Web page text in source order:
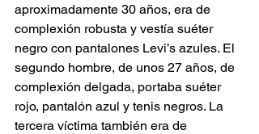
aproximadamente 30 años, era de
complexión robusta y vestía suéter
negro con pantalones Levi’s azules. El
segundo hombre, de unos 27 años, de
complexión delgada, portaba suéter
rojo, pantalón azul y tenis negros. La
tercera víctima también era de